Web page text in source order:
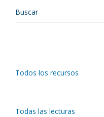
Todos los recursos
Todas las lecturas